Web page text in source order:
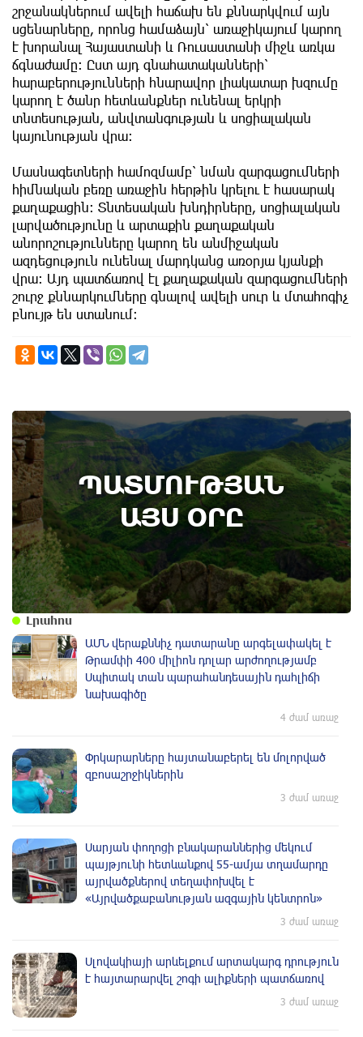
շրջանակներում ավելի հաճախ են քննարկվում այն
սցենարները, որոնց համաձայն՝ առաջիկայում կարող
է խորանալ Հայաստանի և Ռուսաստանի միջև առկա
ճգնաժամը։ Ըստ այդ գնահատականների՝
հարաբերությունների հնարավոր լիակատար խզումը
կարող է ծանր հետևանքներ ունենալ երկրի
տնտեսության, անվտանգության և սոցիալական
կայունության վրա։
Մասնագետների համոզմամբ՝ նման զարգացումների
հիմնական բեռը առաջին հերթին կրելու է հասարակ
քաղաքացին։ Տնտեսական խնդիրները, սոցիալական
լարվածությունը և արտաքին քաղաքական
անորոշությունները կարող են անմիջական
ազդեցություն ունենալ մարդկանց առօրյա կյանքի
վրա։ Այդ պատճառով էլ քաղաքական զարգացումների
շուրջ քննարկումները գնալով ավելի սուր և մտահոգիչ
բնույթ են ստանում։
ՊԱՏՄՈՒԹՅԱՆ
ԱՅՍ ՕՐԸ
7th of August
Բոյակի ճակատամարտի օր. պատմության
այս օրը (7 օգոստոս)
Լրահոս
ԱՄՆ վերաքննիչ դատարանը արգելափակել է
Թրամփի 400 միլիոն դոլար արժողությամբ
Սպիտակ տան պարահանդեսային դահլիճի
նախագիծը
4 ժամ առաջ
Փրկարարները հայտանաբերել են մոլորված
զբոսաշրջիկներին
3 ժամ առաջ
Սարյան փողոցի բնակարաններից մեկում
պայթյունի հետևանքով 55-ամյա տղամարդը
այրվածքներով տեղափոխվել է
«Այրվածքաբանության ազգային կենտրոն»
3 ժամ առաջ
Սլովակիայի արևելքում արտակարգ դրություն
է հայտարարվել շոգի ալիքների պատճառով
3 ժամ առաջ